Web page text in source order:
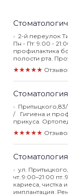
2-й переулок
Пн - Пт: 9:00 -
профилактика
полости рта.
★★★★★
Притыцкого,83/
Гигиена и
прикуса.
★★★★★
ул.
чт.:9:00–21:00
кариеса, чистка
имплантация.